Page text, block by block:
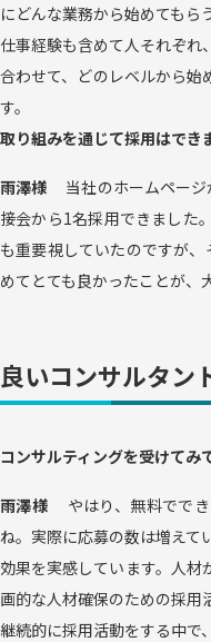
にどんな業務から始めてもら
仕事経験も含めて人それぞれ
合わせて、どのレベルから始
す。
取り組みを通じて採用はでき
雨澤様
当社のホームペー
接会から1名採用できました
も重要視していたのですが
めてとても良かったことが、
良いコンサルタン
コンサルティングを受けてみ
雨澤様
やはり、無料でで
ね。実際に応募の数は増えて
効果を実感しています。人
画的な人材確保のための採用
継続的に採用活動をする中で